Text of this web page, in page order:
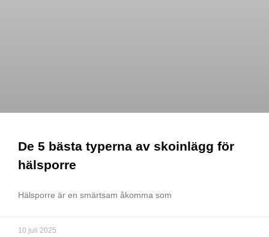
De 5 bästa typerna av skoinlägg för
hälsporre
Hälsporre är en smärtsam åkomma som
10 juli 2025